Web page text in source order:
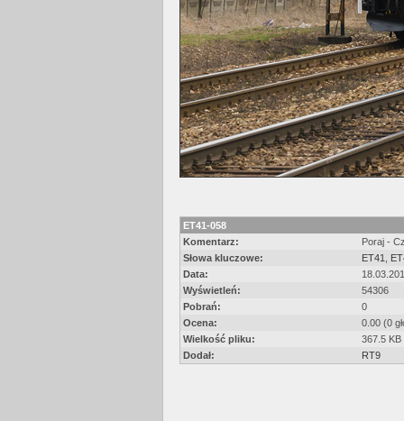
ET41-058
Komentarz:
Poraj -
Słowa kluczowe:
ET41
Data:
Wyświetleń:
54306
Pobrań:
0
Ocena:
0.00 (0
Wielkość pliku:
367.5 KB
Dodał:
RT9